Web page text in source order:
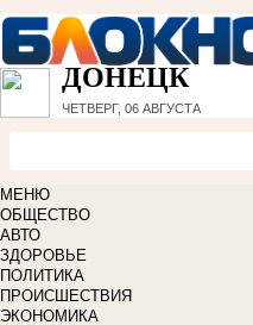
ДОНЕЦК
ЧЕТВЕРГ, 06 АВГУСТА
МЕНЮ
ОБЩЕСТВО
АВТО
ЗДОРОВЬЕ
ПОЛИТИКА
ПРОИСШЕСТВИЯ
ЭКОНОМИКА